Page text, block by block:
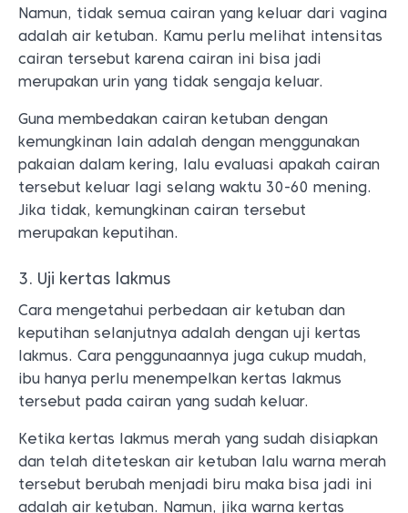
Namun, tidak semua cairan yang keluar dari vagina
adalah air ketuban. Kamu perlu melihat intensitas
cairan tersebut karena cairan ini bisa jadi
merupakan urin yang tidak sengaja keluar.
Guna membedakan cairan ketuban dengan
kemungkinan lain adalah dengan menggunakan
pakaian dalam kering, lalu evaluasi apakah cairan
tersebut keluar lagi selang waktu 30-60 mening.
Jika tidak, kemungkinan cairan tersebut
merupakan keputihan.
3. Uji kertas lakmus
Cara mengetahui perbedaan air ketuban dan
keputihan selanjutnya adalah dengan uji kertas
lakmus. Cara penggunaannya juga cukup mudah,
ibu hanya perlu menempelkan kertas lakmus
tersebut pada cairan yang sudah keluar.
Ketika kertas lakmus merah yang sudah disiapkan
dan telah diteteskan air ketuban lalu warna merah
tersebut berubah menjadi biru maka bisa jadi ini
adalah air ketuban. Namun, jika warna kertas